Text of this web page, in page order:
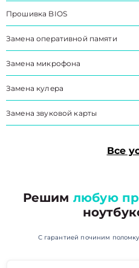
Прошивка BIOS
Замена оперативной памяти
Замена микрофона
Замена кулера
Замена звуковой карты
Все
Решим любую
С гарантией починим